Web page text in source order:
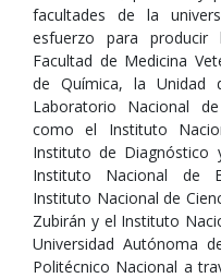
facultades de la
esfuerzo para
Facultad de Medicina
de Química, la Unidad
Laboratorio Nacional
como el Instituto
Instituto de Diagnóstico
Instituto Nacional de
Instituto Nacional de
Zubirán y el Instituto
Universidad Autónoma
Politécnico Nacional a